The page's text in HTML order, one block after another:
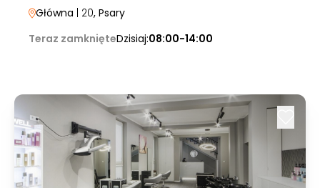
Główna | 20, Psary
Teraz zamknięteDzisiaj:08:00-14:00